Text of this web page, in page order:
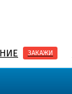
ЗАКАЖИ